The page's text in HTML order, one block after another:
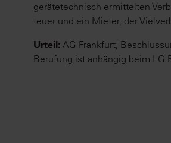
gerätetechnisch ermittelten
teuer und ein Mieter, der
Urteil: AG Frankfurt,
Berufung ist anhängig beim LG